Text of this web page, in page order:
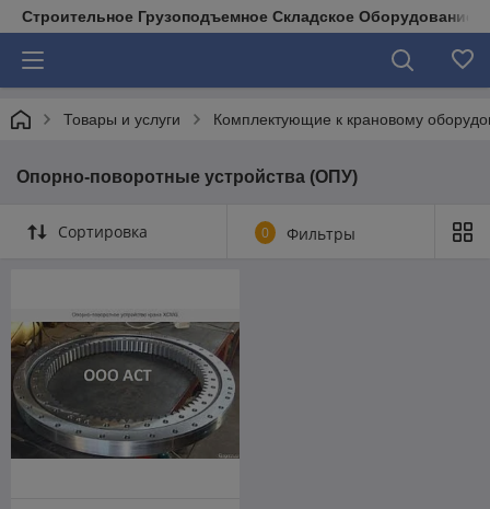
Строительное Грузоподъемное Складское Оборудование
Товары и услуги Комплектующие к крановому
Опорно-поворотные устройства (ОПУ)
Сортировка 0 Фильтры